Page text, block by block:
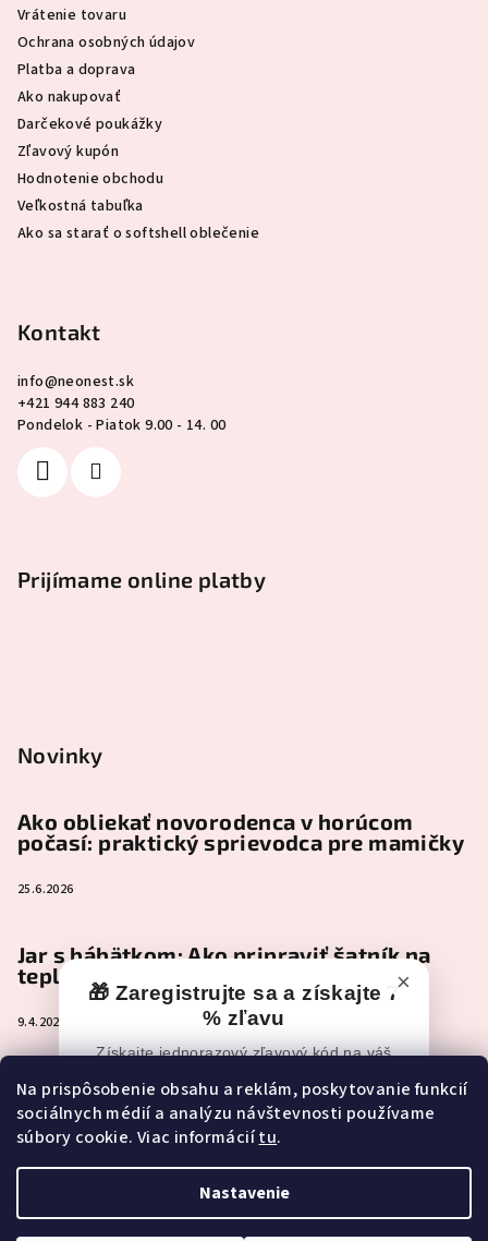
×
🎁 Zaregistrujte sa a získajte 7
% zľavu
Získajte jednorazový zľavový kód na váš
📧
Zľavový kód vám po registrácii príde
e-mailom.
Ak e-mail nevidíte, skontrolujte ajSpam,
Reklamy alebo Nevyžiadanú poštu.
Na prispôsobenie obsahu a reklám, poskytovanie funkcií
sociálnych médií a analýzu návštevnosti používame
súbory cookie. Viac informáciítu.
Nastavenie
Vrátenie tovaru
Ochrana osobných údajov
Platba a doprava
Ako nakupovať
Darčekové poukážky
Zľavový kupón
Hodnotenie obchodu
Veľkostná tabuľka
Ako sa starať o softshell oblečenie
Kontakt
info@neonest.sk
+421 944 883 240
Pondelok - Piatok 9.00 - 14. 00
Prijímame online platby
Novinky
Ako obliekať novorodenca v horúcom
počasí: praktický sprievodca pre mamičky
25.6.2026
Jar s bábätkom: Ako pripraviť šatník na
teplejšie dni
9.4.2026
Čo je naozaj nevyhnutné zbaliť do
pôrodnice (a čo môže pokojne počkať)